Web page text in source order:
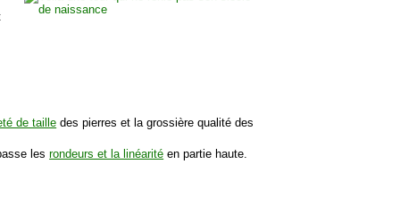
de taille des pierres et la grossière qualité des
lesrondeurs et la linéarité en partie haute.